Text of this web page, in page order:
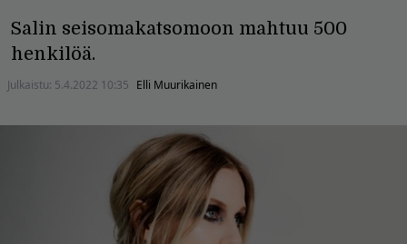
Salin seisomakatsomoon mahtuu 500
henkilöä.
Julkaistu: 5.4.2022 10:35 Elli Muurikainen